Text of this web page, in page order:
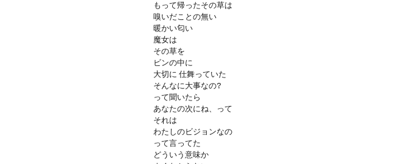
もって帰ったその草は
嗅いだことの無い
暖かい匂い
魔女は
その草を
ビンの中に
大切に 仕舞っていた
そんなに大事なの?
って聞いたら
あなたの次にね、って
それは
わたしのビジョンなの
って言ってた
どういう意味か